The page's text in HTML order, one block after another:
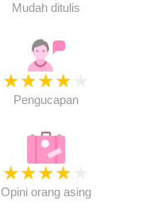
Mudah ditulis
★★★★
Pengucapan
★★★★
Opini orang asing